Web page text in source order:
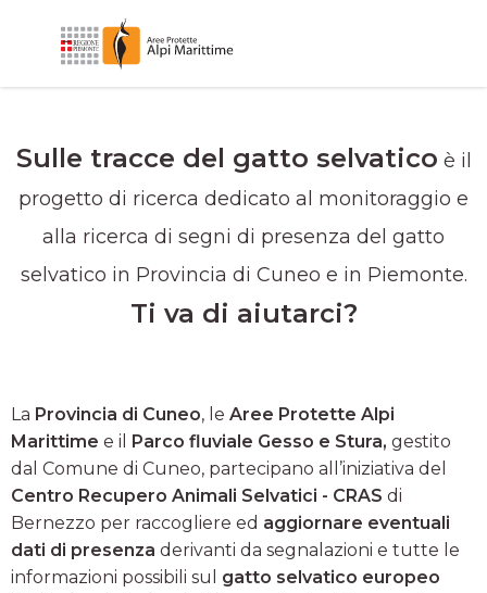
Sulle tracce del gatto selvatico è il
progetto di ricerca dedicato al monitoraggio e
alla ricerca di segni di presenza del gatto
selvatico in Provincia di Cuneo e in Piemonte.
Ti va di aiutarci?
La Provincia di Cuneo, le Aree Protette Alpi
Marittime e il Parco fluviale Gesso e Stura, gestito
dal Comune di Cuneo, partecipano all’iniziativa del
Centro Recupero Animali Selvatici - CRAS di
Bernezzo per raccogliere ed aggiornare eventuali
dati di presenza derivanti da segnalazioni e tutte le
informazioni possibili sul gatto selvatico europeo